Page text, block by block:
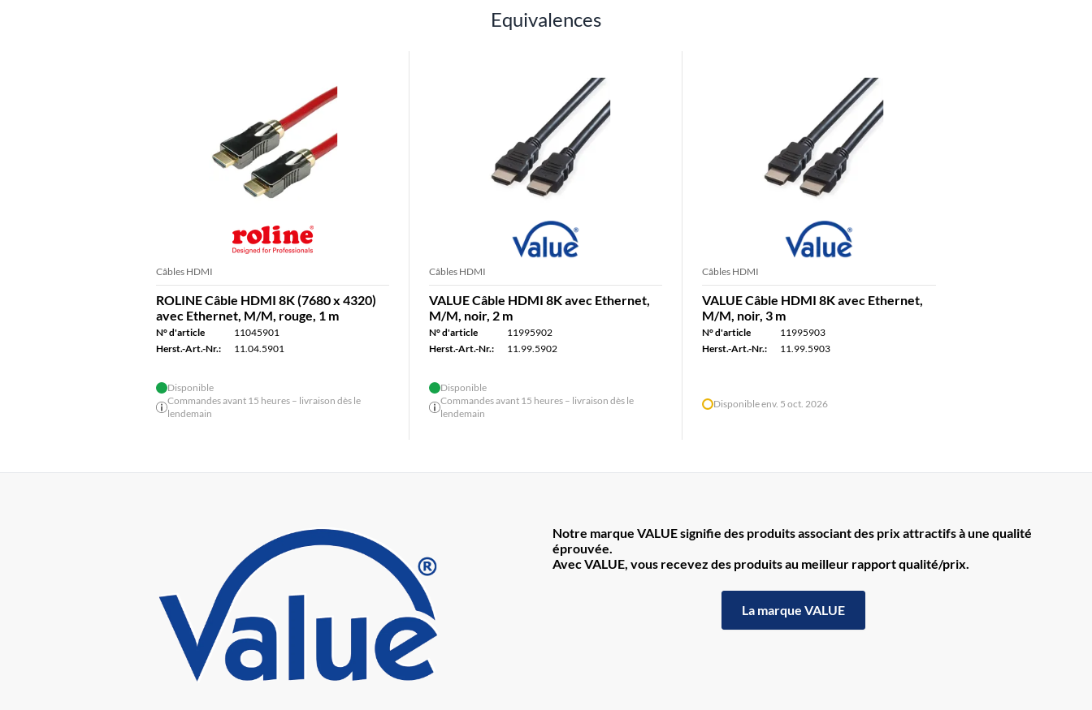
Equivalences
Câbles HDMI
ROLINE Câble HDMI 8K (7680 x 4320)
avec Ethernet, M/M, rouge, 1 m
N° d'article
11045901
Herst.-Art.-Nr.:
11.04.5901
Disponible
Commandes avant 15 heures – livraison dès le
lendemain
Câbles HDMI
VALUE Câble HDMI 8K avec Ethernet,
M/M, noir, 2 m
N° d'article
11995902
Herst.-Art.-Nr.:
11.99.5902
Disponible
Commandes avant 15 heures – livraison dès le
lendemain
Câbles HDMI
VALUE Câble HDMI 8K avec Ethernet,
M/M, noir, 3 m
N° d'article
11995903
Herst.-Art.-Nr.:
11.99.5903
Disponible env. 5 oct. 2026
Notre marque VALUE signifie des produits associant des prix attractifs à une qualité
éprouvée.
Avec VALUE, vous recevez des produits au meilleur rapport qualité/prix.
La marque VALUE